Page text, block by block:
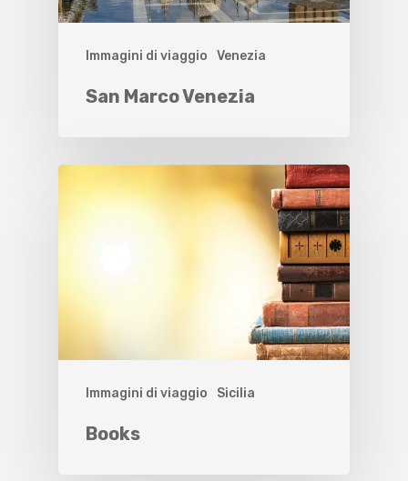
Immagini di viaggio Venezia
San Marco Venezia
Immagini di viaggio Sicilia
Books